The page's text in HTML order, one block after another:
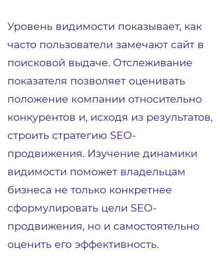
Уровень видимости показывает, как
часто пользователи замечают сайт в
поисковой выдаче. Отслеживание
показателя позволяет оценивать
положение компании относительно
конкурентов и, исходя из результатов,
строить стратегию SEO-
продвижения. Изучение динамики
видимости поможет владельцам
бизнеса не только конкретнее
сформулировать цели SEO-
продвижения, но и самостоятельно
оценить его эффективность.